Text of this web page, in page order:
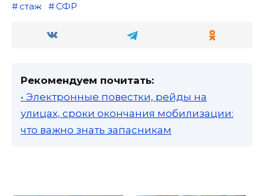
стаж
СФР
Рекомендуем почитать:
• Электронные повестки, рейды на
улицах, сроки окончания мобилизации:
что важно знать запасникам